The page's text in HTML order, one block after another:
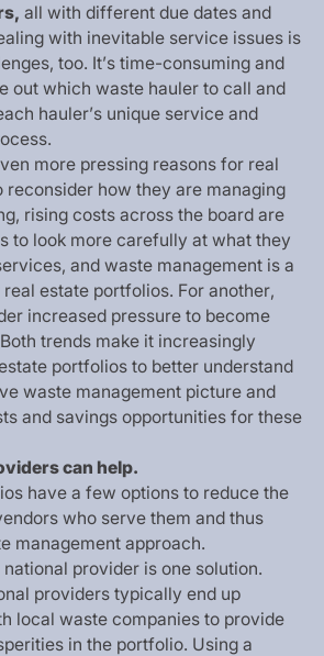
s, all with different due dates and
aling with inevitable service issues is
enges, too. It’s time-consuming and
out which waste hauler to call and
ach hauler’s unique service and
ocess.
ven more pressing reasons for real
reconsider how they are managing
g, rising costs across the board are
s to look more carefully at what they
ervices, and waste management is a
real estate portfolios. For another,
er increased pressure to become
Both trends make it increasingly
state portfolios to better understand
ve waste management picture and
ts and savings opportunities for these
viderscan help.
ios have a few options to reduce the
endors who serve them and thus
e management approach.
national provider is one solution.
nal providers typically end up
h local waste companies to provide
perities in the portfolio. Using a